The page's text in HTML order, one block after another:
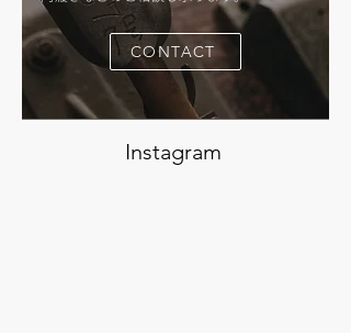
CONTACT
Instagram